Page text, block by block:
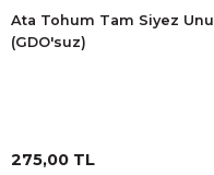
Ata Tohum Tam Siyez Unu
(GDO'suz)
275,00 TL